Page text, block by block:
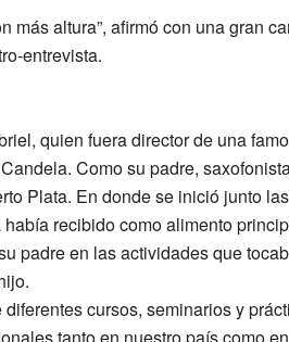
más altura”, afirmó con una gran
entrevista.
quien fuera director de una
Como su padre,
Plata. En donde se inició junto
recibido como alimento
padre en las actividades que
cursos, seminarios y